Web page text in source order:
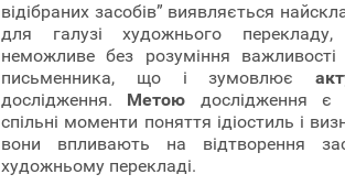
відібраних засобів” виявляється
для галузі художнього
неможливе без розуміння важливості
письменника, що і зумовлює
дослідження. Метою дослідження є
спільні моменти поняття ідіостиль і
вони впливають на відтворення
художньому перекладі.